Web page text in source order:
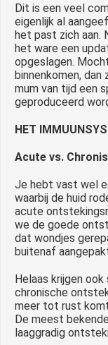
Dit is een veel
eigenlijk al
het past zich aan.
het ware een
opgeslagen.
binnenkomen,
mum van tijd een
geproduceerd
HET
Acute vs.
Je hebt vast wel
waarbij de huid
acute
we de goede
dat wondjes
buitenaf
Helaas krijgen
chronische
meer tot rust
De meest
laaggradig